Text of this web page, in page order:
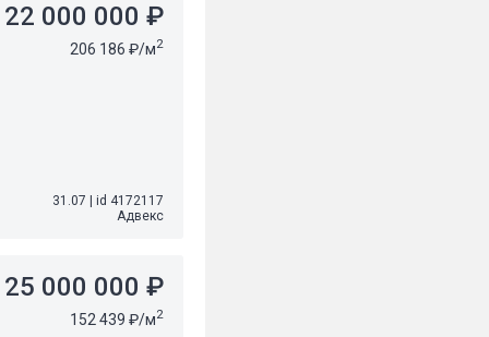
22 000 000 ₽
206 186 ₽/м2
31.07
id 4172117
Адвекс
25 000 000 ₽
152 439 ₽/м2